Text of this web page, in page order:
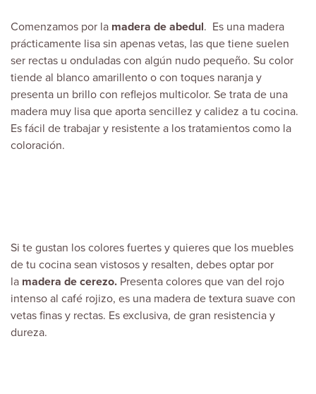
Comenzamos por la madera de abedul. Es una madera
prácticamente lisa sin apenas vetas, las que tiene suelen
ser rectas u onduladas con algún nudo pequeño. Su color
tiende al blanco amarillento o con toques naranja y
presenta un brillo con reflejos multicolor. Se trata de una
madera muy lisa que aporta sencillez y calidez a tu cocina.
Es fácil de trabajar y resistente a los tratamientos como la
coloración.
Si te gustan los colores fuertes y quieres que los muebles
de tu cocina sean vistosos y resalten, debes optar por
la madera de cerezo. Presenta colores que van del rojo
intenso al café rojizo, es una madera de textura suave con
vetas finas y rectas. Es exclusiva, de gran resistencia y
dureza.